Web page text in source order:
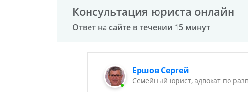
Консультация юриста онлайн
Ответ на сайте в течении 15 минут
Ершов Сергей
Семейный юрист, адвокат по